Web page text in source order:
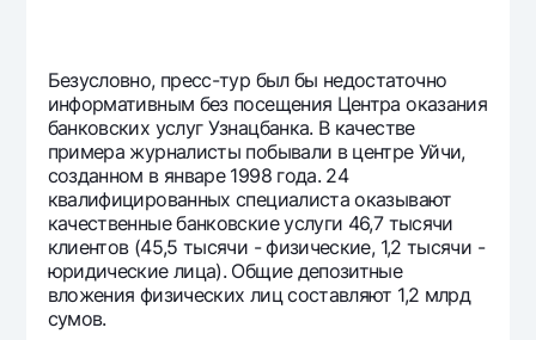
Безусловно, пресс-тур был бы недостаточно
информативным без посещения Центра оказания
банковских услуг Узнацбанка. В качестве
примера журналисты побывали в центре Уйчи,
созданном в январе 1998 года. 24
квалифицированных специалиста оказывают
качественные банковские услуги 46,7 тысячи
клиентов (45,5 тысячи - физические, 1,2 тысячи -
юридические лица). Общие депозитные
вложения физических лиц составляют 1,2 млрд
сумов.